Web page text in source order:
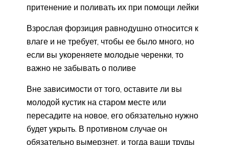
притенение и поливать их при помощи лейки
Взрослая форзиция равнодушно относится к
влаге и не требует, чтобы ее было много, но
если вы укореняете молодые черенки, то
важно не забывать о поливе
Вне зависимости от того, оставите ли вы
молодой кустик на старом месте или
пересадите на новое, его обязательно нужно
будет укрыть. В противном случае он
обязательно вымерзнет, и тогда ваши труды